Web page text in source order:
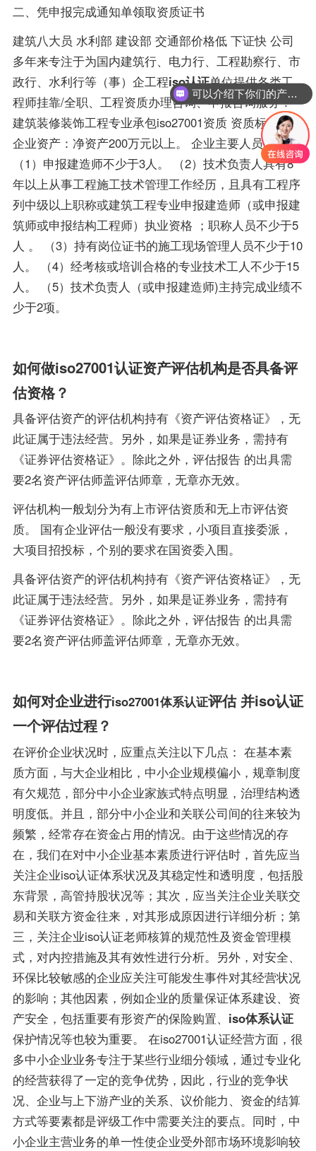
二、凭申报完成通知单领取资质证书
建筑八大员 水利部 建设部 交通部价格低 下证快 公司
多年来专注于为国内建筑行、电力行、工程勘察行、市
政行、水利行等（事）企工程iso认证单位提供各类工
程师挂靠/全职、工程资质办理咨询、申报咨询服务！
建筑装修装饰工程专业承包iso27001资质 资质标准：
企业资产：净资产200万元以上。 企业主要人员：
（1）申报建造师不少于3人。 （2）技术负责人具有8
年以上从事工程施工技术管理工作经历，且具有工程序
列中级以上职称或建筑工程专业申报建造师（或申报建
筑师或申报结构工程师）执业资格 ；职称人员不少于5
人 。 （3）持有岗位证书的施工现场管理人员不少于10
人。 （4）经考核或培训合格的专业技术工人不少于15
人。 （5）技术负责人（或申报建造师)主持完成业绩不
少于2项。
如何做iso27001认证资产评估机构是否具备评
估资格？
具备评估资产的评估机构持有《资产评估资格证》，无
此证属于违法经营。另外，如果是证券业务，需持有
《证券评估资格证》。除此之外，评估报告 的出具需
要2名资产评估师盖评估师章，无章亦无效。
评估机构一般划分为有上市评估资质和无上市评估资
质。 国有企业评估一般没有要求，小项目直接委派，
大项目招投标，个别的要求在国资委入围。
具备评估资产的评估机构持有《资产评估资格证》，无
此证属于违法经营。另外，如果是证券业务，需持有
《证券评估资格证》。除此之外，评估报告 的出具需
要2名资产评估师盖评估师章，无章亦无效。
如何对企业进行iso27001体系认证评估 并iso认证
一个评估过程？
在评价企业状况时，应重点关注以下几点： 在基本素
质方面，与大企业相比，中小企业规模偏小，规章制度
有欠规范，部分中小企业家族式特点明显，治理结构透
明度低。并且，部分中小企业和关联公司间的往来较为
频繁，经常存在资金占用的情况。由于这些情况的存
在，我们在对中小企业基本素质进行评估时，首先应当
关注企业iso认证体系状况及其稳定性和透明度，包括股
东背景，高管持股状况等；其次，应当关注企业关联交
易和关联方资金往来，对其形成原因进行详细分析；第
三，关注企业iso认证老师核算的规范性及资金管理模
式，对内控措施及其有效性进行分析。另外，对安全、
环保比较敏感的企业应关注可能发生事件对其经营状况
的影响；其他因素，例如企业的质量保证体系建设、资
产安全，包括重要有形资产的保险购置、 iso体系认证
保护情况等也较为重要。 在iso27001认证经营方面，很
多中小企业业务专注于某些行业细分领域，通过专业化
的经营获得了一定的竞争优势，因此，行业的竞争状
况、企业与上下游产业的关系、议价能力、资金的结算
方式等要素都是评级工作中需要关注的要点。同时，中
小企业主营业务的单一性使企业受外部市场环境影响较
可以介绍下你们的产品么？
你们是怎么收费的呢？